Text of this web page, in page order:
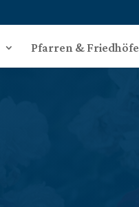
Pfarren & Friedhöfe